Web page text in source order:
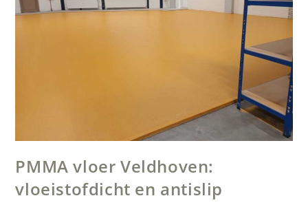
PMMA vloer Veldhoven:
vloeistofdicht en antislip